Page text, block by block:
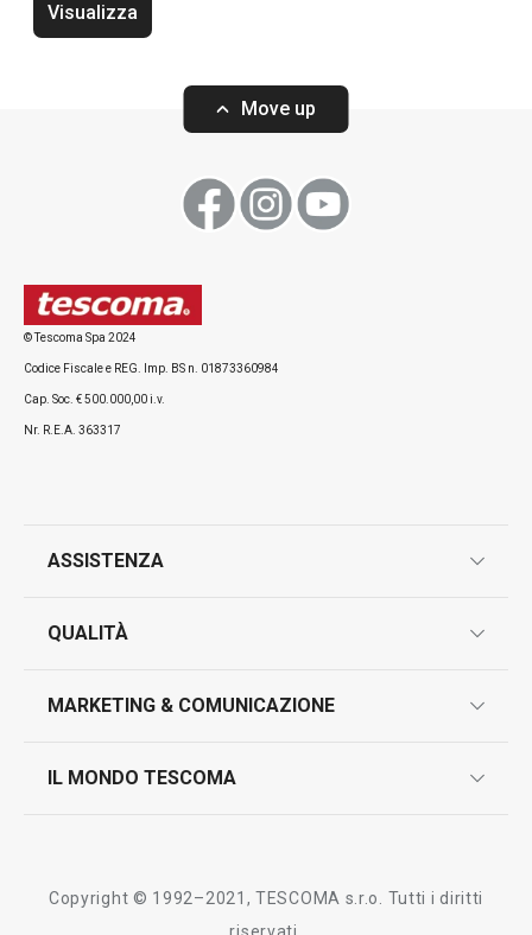
Visualizza
Move up
© Tescoma Spa 2024
Codice Fiscale e REG. Imp. BS n. 01873360984
Cap. Soc. € 500.000,00 i.v.
Nr. R.E.A. 363317
ASSISTENZA
contatti
QUALITÀ
test sui prodotti
MARKETING & COMUNICAZIONE
IL MONDO TESCOMA
Copyright © 1992–2021, TESCOMA s.r.o. Tutti i diritti